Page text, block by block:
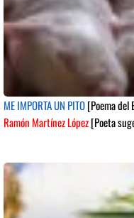
ME IMPORTA UN PITO[Poema del
Ramón Martínez López[Poeta